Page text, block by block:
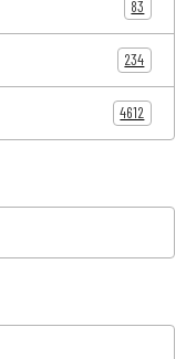
83
234
4612